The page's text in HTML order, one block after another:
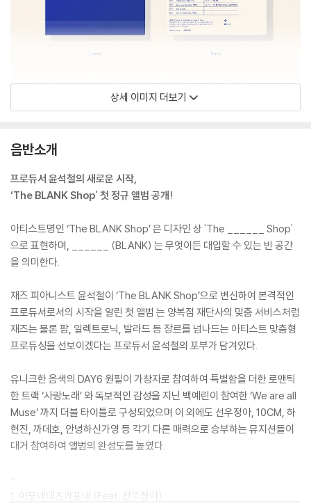
상세 이미지 더보기
음반소개
프로듀서 윤석철의 새로운 시작,
‘The BLANK Shop' 첫 정규 앨범 공개!
아티스트명인 ‘The BLANK Shop’ 은 디자인 상 'The ______ Shop'
으로 표현하며, ______ (BLANK) 는 무엇이든 대입할 수 있는 빈 공간
을 의미한다.
재즈 피아니스트 윤석철이 ‘The BLANK Shop’으로 변신하여 본격적인
프로듀서로서의 시작을 알린 첫 앨범 는 양복점 재단사의 맞춤 서비스처럼
재즈는 물론 팝, 일렉트로닉, 발라드 등 장르를 넘나드는 아티스트 맞춤형
프로듀싱을 선보이겠다는 프로듀서 윤석철의 포부가 담겨있다.
유니크한 음색의 DAY6 원필이 가창자로 참여하여 특별함을 더한 로맨틱
한 트랙 ‘사랑노래’ 와 독보적인 감성을 지닌 백예린이 참여한 ‘We are all
Muse’ 까지 더블 타이틀로 구성되었으며 이 외에도 선우정아, 10CM, 하
헌진, 까데호, 안녕하신가영 등 각기 다른 매력으로 승부하는 뮤지션들이
대거 참여하여 앨범의 완성도를 높였다.
-
1. 아모네대츠카포네 (Feat. 선우정아)